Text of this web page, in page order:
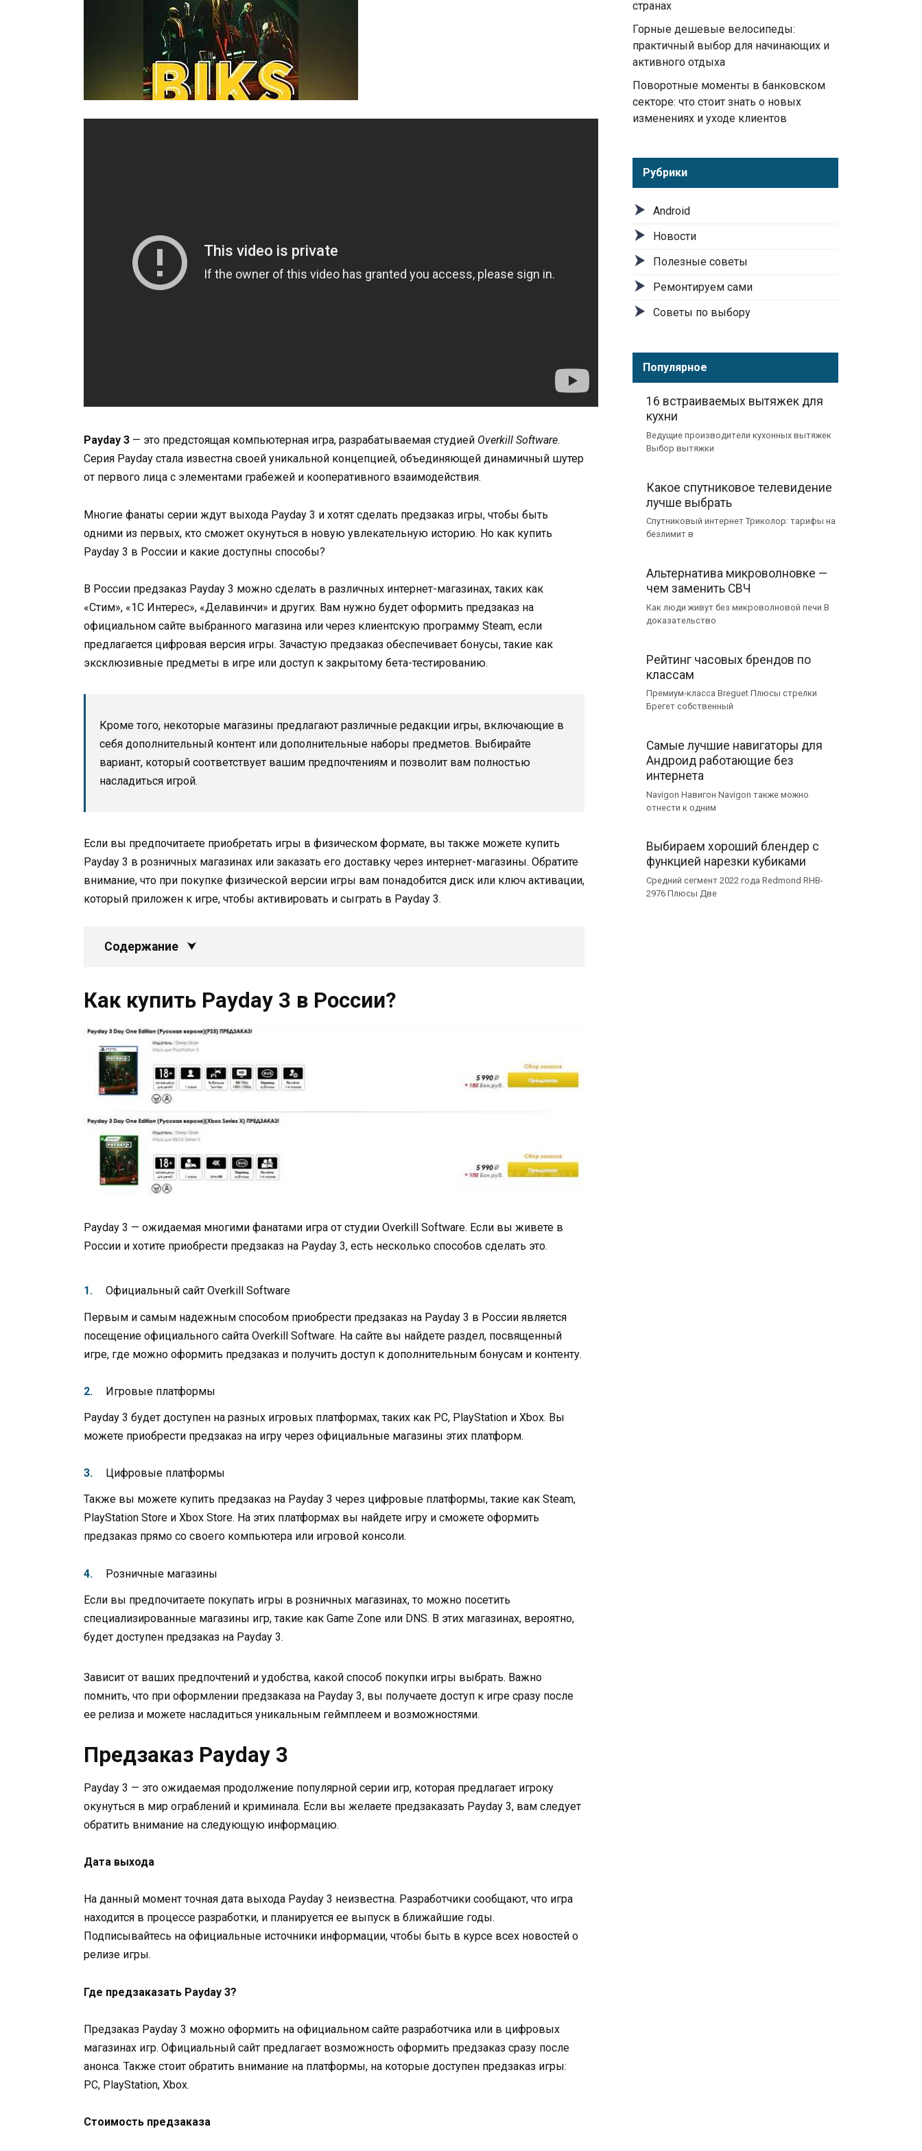
Payday 3 — это предстоящая компьютерная игра, разрабатываемая студией Overkill Software.
Серия Payday стала известна своей уникальной концепцией, объединяющей динамичный шутер
от первого лица с элементами грабежей и кооперативного взаимодействия.
Многие фанаты серии ждут выхода Payday 3 и хотят сделать предзаказ игры, чтобы быть
одними из первых, кто сможет окунуться в новую увлекательную историю. Но как купить
Payday 3 в России и какие доступны способы?
В России предзаказ Payday 3 можно сделать в различных интернет-магазинах, таких как
«Стим», «1С Интерес», «Делавинчи» и других. Вам нужно будет оформить предзаказ на
официальном сайте выбранного магазина или через клиентскую программу Steam, если
предлагается цифровая версия игры. Зачастую предзаказ обеспечивает бонусы, такие как
эксклюзивные предметы в игре или доступ к закрытому бета-тестированию.
Кроме того, некоторые магазины предлагают различные редакции игры, включающие в
себя дополнительный контент или дополнительные наборы предметов. Выбирайте
вариант, который соответствует вашим предпочтениям и позволит вам полностью
насладиться игрой.
Если вы предпочитаете приобретать игры в физическом формате, вы также можете купить
Payday 3 в розничных магазинах или заказать его доставку через интернет-магазины. Обратите
внимание, что при покупке физической версии игры вам понадобится диск или ключ активации,
который приложен к игре, чтобы активировать и сыграть в Payday 3.
Содержание
Как купить Payday 3 в России?
Payday 3 — ожидаемая многими фанатами игра от студии Overkill Software. Если вы живете в
России и хотите приобрести предзаказ на Payday 3, есть несколько способов сделать это.
Официальный сайт Overkill Software
Первым и самым надежным способом приобрести предзаказ на Payday 3 в России является
посещение официального сайта Overkill Software. На сайте вы найдете раздел, посвященный
игре, где можно оформить предзаказ и получить доступ к дополнительным бонусам и контенту.
Игровые платформы
Payday 3 будет доступен на разных игровых платформах, таких как PC, PlayStation и Xbox. Вы
можете приобрести предзаказ на игру через официальные магазины этих платформ.
Цифровые платформы
Также вы можете купить предзаказ на Payday 3 через цифровые платформы, такие как Steam,
PlayStation Store и Xbox Store. На этих платформах вы найдете игру и сможете оформить
предзаказ прямо со своего компьютера или игровой консоли.
Розничные магазины
Если вы предпочитаете покупать игры в розничных магазинах, то можно посетить
специализированные магазины игр, такие как Game Zone или DNS. В этих магазинах, вероятно,
будет доступен предзаказ на Payday 3.
Зависит от ваших предпочтений и удобства, какой способ покупки игры выбрать. Важно
помнить, что при оформлении предзаказа на Payday 3, вы получаете доступ к игре сразу после
ее релиза и можете насладиться уникальным геймплеем и возможностями.
Предзаказ Payday 3
Payday 3 — это ожидаемая продолжение популярной серии игр, которая предлагает игроку
окунуться в мир ограблений и криминала. Если вы желаете предзаказать Payday 3, вам следует
обратить внимание на следующую информацию.
Дата выхода
На данный момент точная дата выхода Payday 3 неизвестна. Разработчики сообщают, что игра
находится в процессе разработки, и планируется ее выпуск в ближайшие годы.
Подписывайтесь на официальные источники информации, чтобы быть в курсе всех новостей о
релизе игры.
Где предзаказать Payday 3?
Предзаказ Payday 3 можно оформить на официальном сайте разработчика или в цифровых
магазинах игр. Официальный сайт предлагает возможность оформить предзаказ сразу после
анонса. Также стоит обратить внимание на платформы, на которые доступен предзаказ игры:
PC, PlayStation, Xbox.
Стоимость предзаказа
странах
Горные дешевые велосипеды:
практичный выбор для начинающих и
активного отдыха
Поворотные моменты в банковском
секторе: что стоит знать о новых
изменениях и уходе клиентов
Рубрики
Android
Новости
Полезные советы
Ремонтируем сами
Советы по выбору
Популярное
16 встраиваемых вытяжек для
кухни
Ведущие производители кухонных вытяжек
Выбор вытяжки
Какое спутниковое телевидение
лучше выбрать
Спутниковый интернет Триколор: тарифы на
безлимит в
Альтернатива микроволновке —
чем заменить СВЧ
Как люди живут без микроволновой печи В
доказательство
Рейтинг часовых брендов по
классам
Премиум-класса Breguet Плюсы стрелки
Брегет собственный
Самые лучшие навигаторы для
Андроид работающие без
интернета
Navigon Навигон Navigon также можно
отнести к одним
Выбираем хороший блендер с
функцией нарезки кубиками
Средний сегмент 2022 года Redmond RHB-
2976 Плюсы Две